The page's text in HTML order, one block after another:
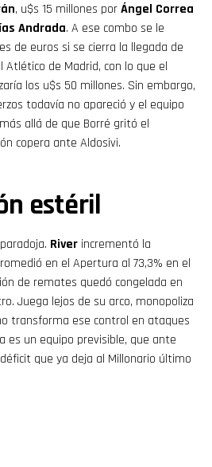
, u$s 15 millones porÁngel Correa
Andrada. A ese combo se le
de euros si se cierra la llegada de
Atlético de Madrid, con lo que el
los u$s 50 millones. Sin embargo,
todavía no apareció y el equipo
allá de que Borré gritó el
copera ante Aldosivi.
estéril
River incrementó la
en el Apertura al 73,3% en el
de remates quedó congelada en
Juega lejos de su arco, monopoliza
transforma ese control en ataques
es un equipo previsible, que ante
que ya deja al Millonario último